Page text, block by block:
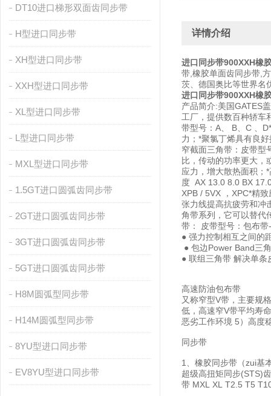
DT10进口梯形双面齿同步带
H型进口同步带
XH型进口同步带
XXH型进口同步带
XL型进口同步带
L型进口同步带
MXL型进口同步带
1.5GT进口圆弧齿同步带
2GT进口圆弧齿同步带
3GT进口圆弧齿同步带
5GT进口圆弧齿同步带
H8M圆弧型同步带
H14M圆弧型同步带
8YU型进口同步带
EV8YU型进口同步带
详情介绍
进口同步带900XXH橡
带,橡胶单面齿同步带,
茨、德国奥比等世界名
进口同步带900XXH橡
产品简介:美国GATES
工厂，提供数百种轿车
带型号：A、 B、C 、
力；*聚氯丁烯具有良
窄截面三角带：皮带型
比，传动的功率更大，
应力，增大散热面积；
度 AX 13.0 8.0 BX
XPB / 5VX ，XPC*精
张力线提高抗疲劳和冲
角带系列，它可以替代
带： 皮带型号：包布
● 强力控制相互之间的
● 包边Power Band三
● 联组三角带 解决单
高速防油包布带
又称窄型V带，主要规
低，高速窄V带平均寿
恶劣工作环境 5）高度
同步带
1、橡胶同步带（zui基
超级高扭矩同步(STS)
带 MXL XL T2.5 T5